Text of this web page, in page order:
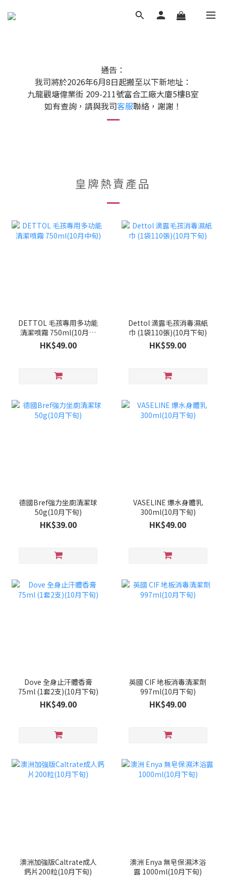
通告：
我司將於2026年6月8日起搬至以下新地址：
九龍觀塘偉業街 209-211號富合工廠大廈5樓B室
如有查詢，請與我司客服聯絡，謝謝！
皇牌熱賣產品
DETTOL 毛孩專用多功能
清潔噴霧 750ml(10月中
旬)
HK$49.00
Dettol 滴露毛孩消毒濕紙
巾 (1袋110張)(10月下旬)
HK$59.00
德國Bref強力坐廁清潔球
50g(10月下旬)
HK$39.00
VASELINE 爆水身體乳
300ml(10月下旬)
HK$49.00
Dove 全身止汗體香膏
75ml (1套2支)(10月下旬)
HK$49.00
英國 CIF 地板消毒清潔劑
997ml(10月下旬)
HK$49.00
澳洲加強版Caltrate成人
鈣片200粒(10月下旬)
澳洲 Enya 無皂保濕沐浴
露 1000ml(10月下旬)